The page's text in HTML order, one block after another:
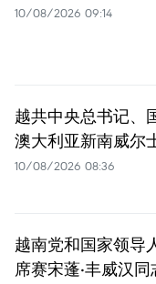
10/08/2026 09:14
越共中央总书记、
澳大利亚新南威尔
10/08/2026 08:36
越南党和国家领导
席赛宋蓬·丰威汉同